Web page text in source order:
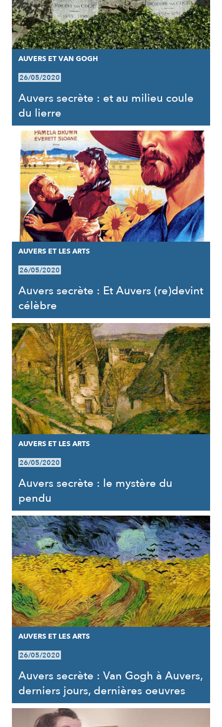
AUVERS ET VAN GOGH
26/05/2020
Auvers secrète : et au milieu coule
du lierre
AUVERS ET LES ARTS
26/05/2020
Auvers secrète : Et Auvers (re)devint
célèbre
AUVERS ET LES ARTS
26/05/2020
Auvers secrète : le mystère du
pendu
AUVERS ET LES ARTS
26/05/2020
Auvers secrète : Van Gogh à Auvers,
derniers jours, dernières oeuvres